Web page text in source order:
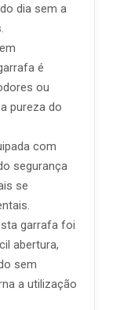
dia sem a
é
ou
pureza do
com
segurança
se
garrafa foi
abertura,
sem
a utilização